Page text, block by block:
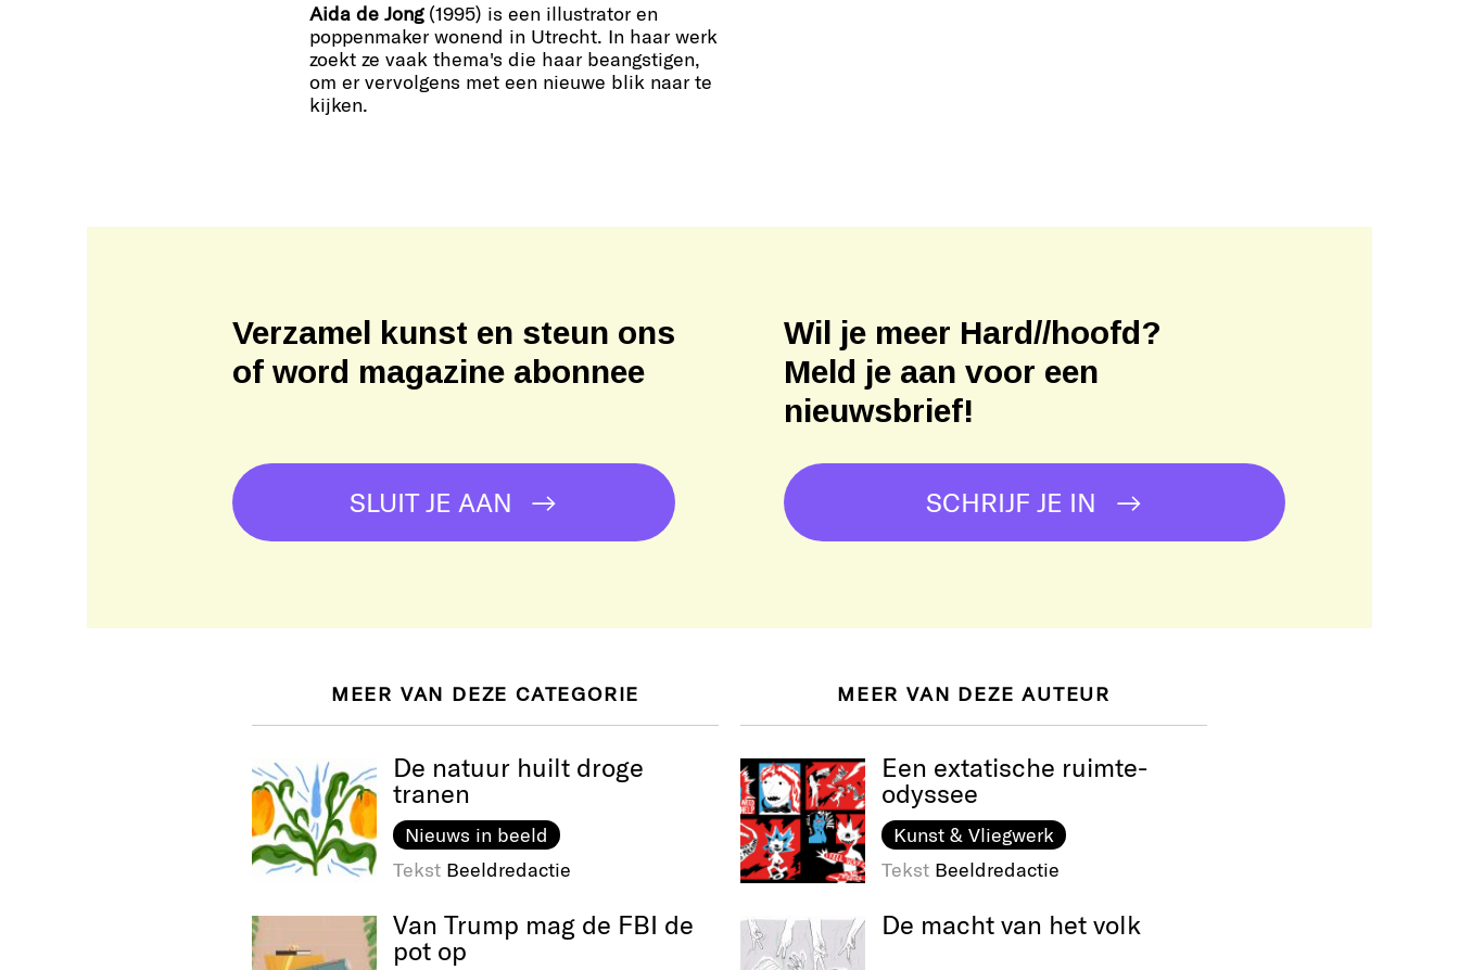
Aida de Jong(1995) is een illustrator en
poppenmaker wonend in Utrecht. In haar werk
zoekt ze vaak thema's die haar beangstigen,
om er vervolgens met een nieuwe blik naar te
kijken.
Verzamel kunst en steun ons
of word magazine abonnee
SLUIT JE AAN
Wil je meer Hard//hoofd?
Meld je aan voor een
nieuwsbrief!
SCHRIJF JE IN
MEER VAN DEZE CATEGORIE
De natuur huilt droge
tranen
Nieuws in beeld
Tekst Beeldredactie
Van Trump mag de FBI de
pot op
MEER VAN DEZE AUTEUR
Een extatische ruimte-
odyssee
Kunst & Vliegwerk
Tekst Beeldredactie
De macht van het volk